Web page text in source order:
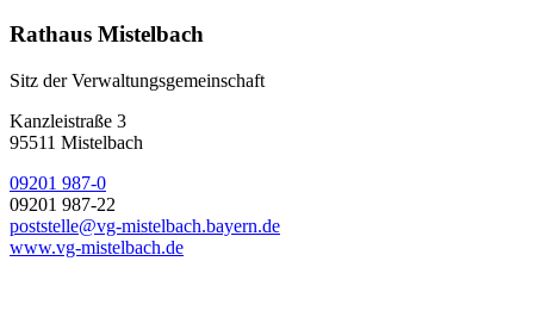
Rathaus Mistelbach
Sitz der Verwaltungsgemeinschaft
Kanzleistraße 3
95511 Mistelbach
09201 987-0
09201 987-22
poststelle@vg-mistelbach.bayern.de
www.vg-mistelbach.de